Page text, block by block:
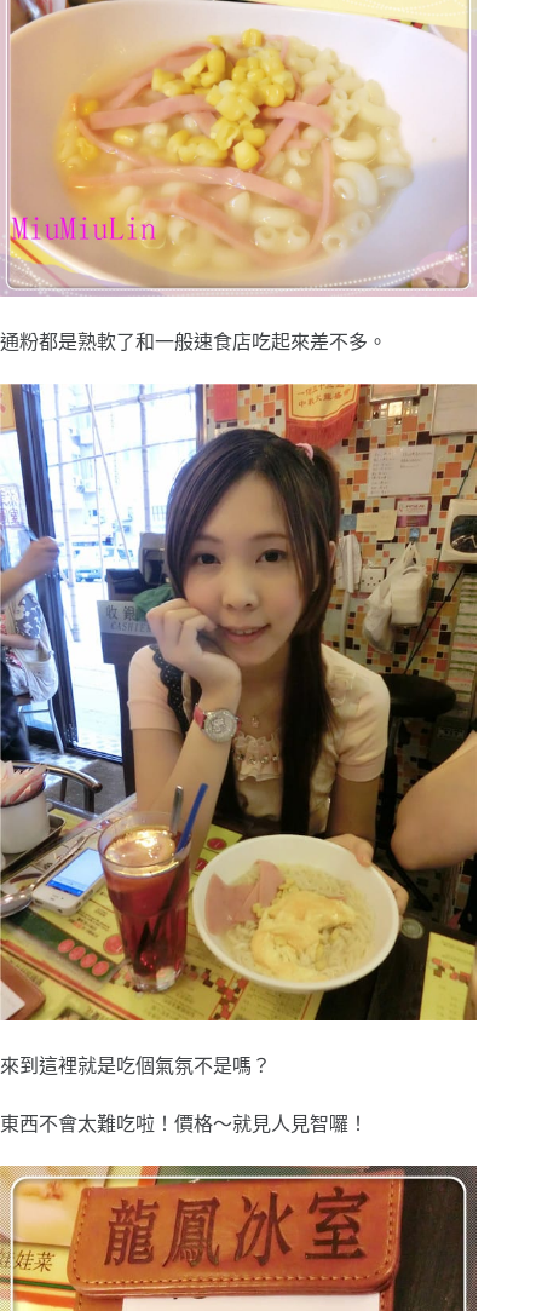
通粉都是熟軟了和一般速食店吃起來差不多。
來到這裡就是吃個氣氛不是嗎？
東西不會太難吃啦！價格～就見人見智囉！